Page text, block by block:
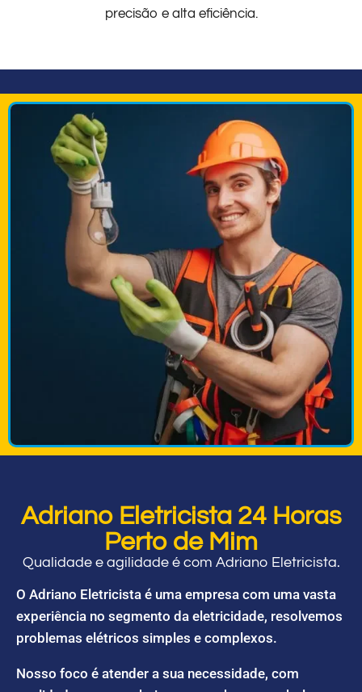
precisão e alta eficiência.
Adriano Eletricista 24 Horas
Perto de Mim
Qualidade e agilidade é com Adriano Eletricista.
O Adriano Eletricista é uma empresa com uma vasta
experiência no segmento da eletricidade, resolvemos
problemas elétricos simples e complexos.
Nosso foco é atender a sua necessidade, com